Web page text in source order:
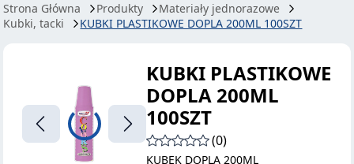
Strona Główna Produkty
Materiały jednorazowe
Kubki, tacki
KUBKI PLASTIKOWE DOPLA 200ML 100SZT
KUBKI PLASTIKOWE
DOPLA 200ML
100SZT
(0)
KUBEK DOPLA 200ML